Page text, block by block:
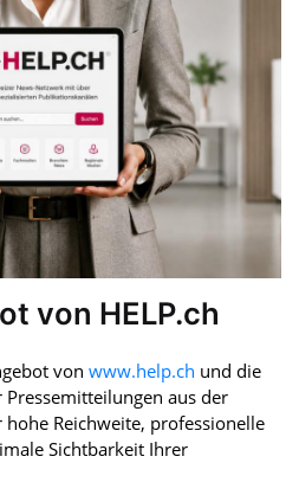
von HELP.ch
von www.help.ch und die
aus der
hohe Reichweite, professionelle
Sichtbarkeit Ihrer